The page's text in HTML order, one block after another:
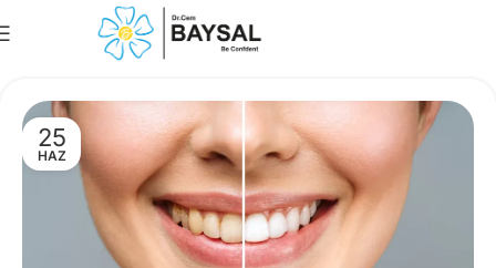
25
HAZ